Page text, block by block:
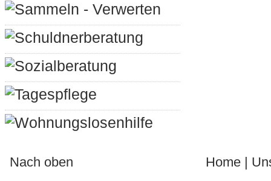
Sammeln - Verwerten
Schuldnerberatung
Sozialberatung
Tagespflege
Wohnungslosenhilfe
Nach oben Home |